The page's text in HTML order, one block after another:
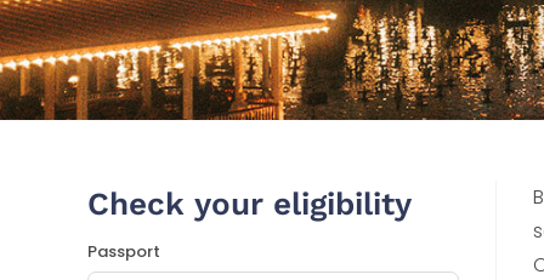
Check your eligibility
Passport